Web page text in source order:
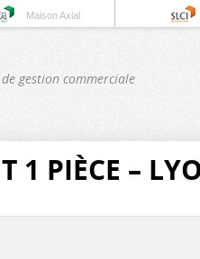
Maison Axial
gestion commerciale
1 PIÈCE –